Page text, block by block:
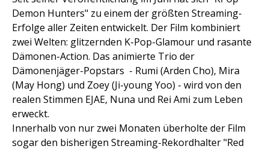
Demon Hunters" zu einem der größten Streaming-
Erfolge aller Zeiten entwickelt. Der Film kombiniert
zwei Welten: glitzernden K-Pop-Glamour und rasante
Dämonen-Action. Das animierte Trio der
Dämonenjäger-Popstars - Rumi (Arden Cho), Mira
(May Hong) und Zoey (Ji-young Yoo) - wird von den
realen Stimmen EJAE, Nuna und Rei Ami zum Leben
erweckt.
Innerhalb von nur zwei Monaten überholte der Film
sogar den bisherigen Streaming-Rekordhalter "Red